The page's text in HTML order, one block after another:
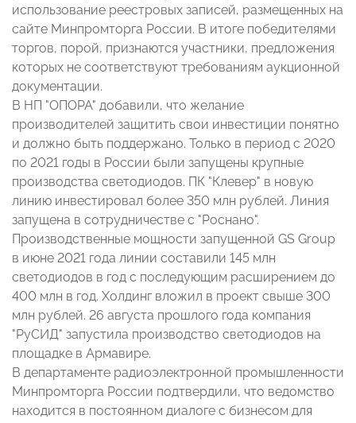
использование реестровых записей, размещенных на
сайте Минпромторга России. В итоге победителями
торгов, порой, признаются участники, предложения
которых не соответствуют требованиям аукционной
документации.
В НП "ОПОРА" добавили, что желание
производителей защитить свои инвестиции понятно
и должно быть поддержано. Только в период с 2020
по 2021 годы в России были запущены крупные
производства светодиодов. ПК "Клевер" в новую
линию инвестировал более 350 млн рублей. Линия
запущена в сотрудничестве с "Роснано".
Производственные мощности запущенной GS Group
в июне 2021 года линии составили 145 млн
светодиодов в год с последующим расширением до
400 млн в год. Холдинг вложил в проект свыше 300
млн рублей. 26 августа прошлого года компания
"РуСИД" запустила производство светодиодов на
площадке в Армавире.
В департаменте радиоэлектронной промышленности
Минпромторга России подтвердили, что ведомство
находится в постоянном диалоге с бизнесом для